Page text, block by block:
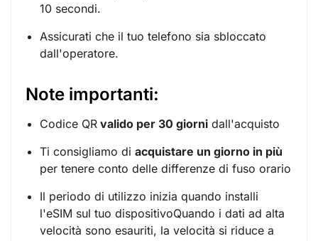
10 secondi.
Assicurati che il tuo telefono sia sbloccato
dall'operatore.
Note importanti:
Codice QR valido per 30 giorni dall'acquisto
Ti consigliamo di acquistare un giorno in più
per tenere conto delle differenze di fuso orario
Il periodo di utilizzo inizia quando installi
l'eSIM sul tuo dispositivoQuando i dati ad alta
velocità sono esauriti, la velocità si riduce a